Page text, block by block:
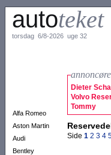
autoteket
torsdag 6/8-2026 uge 32
Alfa Romeo
Aston Martin
Audi
Bentley
Dieter
Volvo
Tommy
Side 1 2 3 4